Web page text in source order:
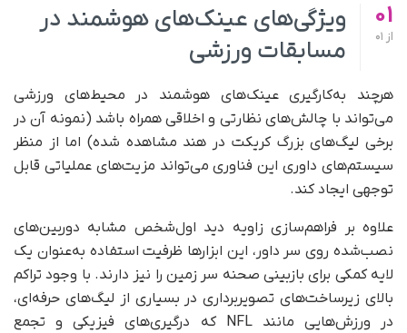
01
از
ویژگی‌های عینک‌های هوشمند در
مسابقات ورزشی
هرچند به‌کارگیری عینک‌های هوشمند در محیط‌های ورزشی
می‌تواند با چالش‌های نظارتی و اخلاقی همراه باشد (نمونه آن در
برخی لیگ‌های بزرگ کریکت در هند مشاهده شده) اما از منظر
سیستم‌های داوری این فناوری می‌تواند مزیت‌های عملیاتی قابل
توجهی ایجاد کند.
علاوه بر فراهم‌سازی زاویه دید اول‌شخص مشابه دوربین‌های
نصب‌شده روی سر داور، این ابزارها ظرفیت استفاده به‌عنوان یک
لایه کمکی برای بازبینی صحنه سر زمین را نیز دارند. با وجود تراکم
بالای زیرساخت‌های تصویربرداری در بسیاری از لیگ‌های حرفه‌ای،
در ورزش‌هایی مانند NFL که درگیری‌های فیزیکی و تجمع